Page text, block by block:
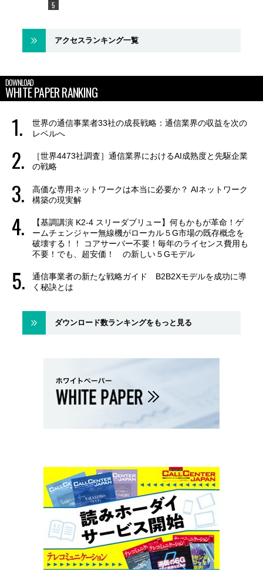
アクセスランキング一覧
DOWNLOAD
WHITE PAPER RANKING
世界の通信事業者33社の成長戦略：通信業界の収益を次の
レベルへ
［世界4473社調査］通信業界におけるAI成熟度と先駆企業
の戦略
高価な専用ネットワークは本当に必要か？ AIネットワーク
構築の現実解
【基調講演 K2-4 スリーダブリュー】何もかもが革命！ゲ
ームチェンジャー無線機がローカル５G市場の既存概念を
破壊する！！ コアサーバー不要！毎年のライセンス費用も
不要！でも、超安価！ の新しい５Gモデル
通信事業者の新たな戦略ガイド B2B2Xモデルを成功に導
く秘訣とは
ダウンロード数ランキングをもっと見る